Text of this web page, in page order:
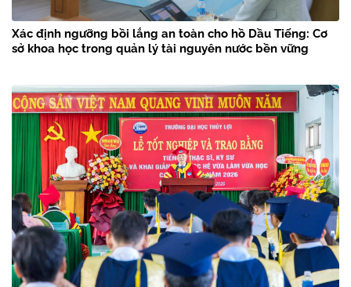
Xác định ngưỡng bồi lắng an toàn cho hồ Dầu Tiếng: Cơ
sở khoa học trong quản lý tài nguyên nước bền vững